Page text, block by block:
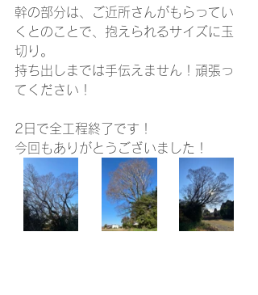
幹の部分は、ご近所さんがもらってい
くとのことで、抱えられるサイズに玉
切り。
持ち出しまでは手伝えません！頑張っ
てください！
2日で全工程終了です！
今回もありがとうございました！